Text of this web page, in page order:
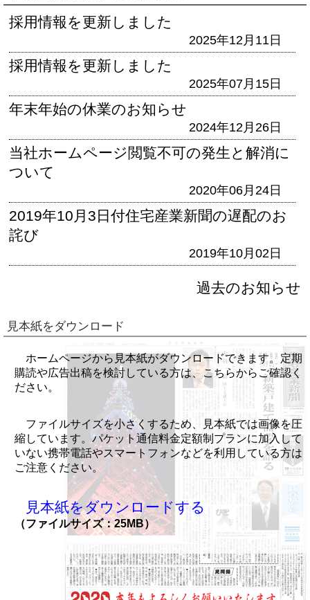
採用情報を更新しました
2025年12月11日
採用情報を更新しました
2025年07月15日
年末年始の休業のお知らせ
2024年12月26日
当社ホームページ閲覧不可の発生と解消に
ついて
2020年06月24日
2019年10月3日付住宅産業新聞の遅配のお
詫び
2019年10月02日
過去のお知らせ
見本紙をダウンロード
ホームページから見本紙がダウンロードできます。定期
購読や広告出稿を検討している方は、こちらからご確認く
ださい。
ファイルサイズを小さくするため、見本紙では画像を圧
縮しています。パケット通信料金定額制プランに加入して
いない携帯電話やスマートフォンなどを利用している方は
ご注意ください。
見本紙をダウンロードする
（ファイルサイズ：25MB）